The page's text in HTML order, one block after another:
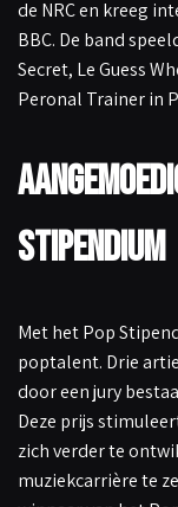
de NRC en kreeg
BBC. De band
Secret, Le Guess
Peronal Trainer in
Stipendium
Met het Pop
poptalent. Drie
door een jury
Deze prijs
zich verder te
muziekcarrière te